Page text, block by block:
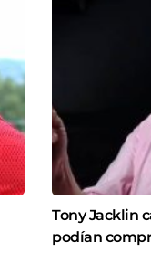
Tony Jacklin
podían